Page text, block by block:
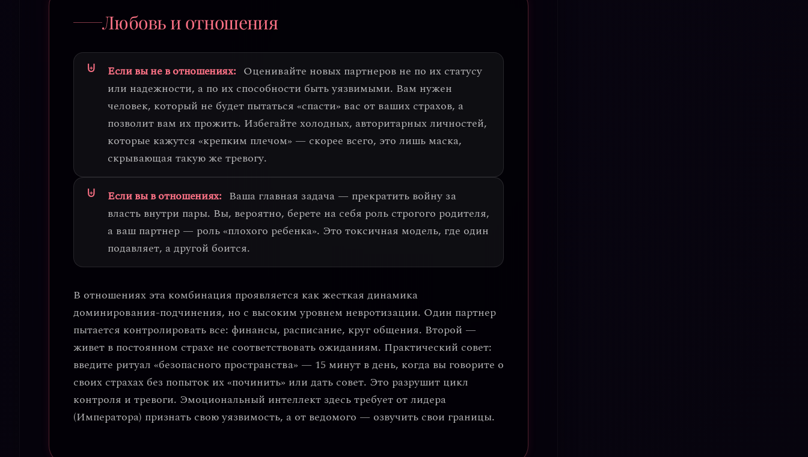
Любовь и отношения
Если вы не в отношениях: Оценивайте новых партнеров не по их статусу
или надежности, а по их способности быть уязвимыми. Вам нужен
человек, который не будет пытаться «спасти» вас от ваших страхов, а
позволит вам их прожить. Избегайте холодных, авторитарных личностей,
которые кажутся «крепким плечом» — скорее всего, это лишь маска,
скрывающая такую же тревогу.
Если вы в отношениях: Ваша главная задача — прекратить войну за
власть внутри пары. Вы, вероятно, берете на себя роль строгого родителя,
а ваш партнер — роль «плохого ребенка». Это токсичная модель, где один
подавляет, а другой боится.
В отношениях эта комбинация проявляется какжесткая динамика
доминирования-подчинения, но с высоким уровнем невротизации. Один партнер
пытается контролировать все: финансы, расписание, круг общения. Второй —
живет в постоянном страхе не соответствовать ожиданиям. Практический совет:
введите ритуал «безопасного пространства» — 15 минут в день, когда вы говорите о
своих страхах без попыток их «починить» или дать совет. Это разрушит цикл
контроля и тревоги. Эмоциональный интеллект здесь требует от лидера
(Императора) признать свою уязвимость, а от ведомого — озвучить свои границы.